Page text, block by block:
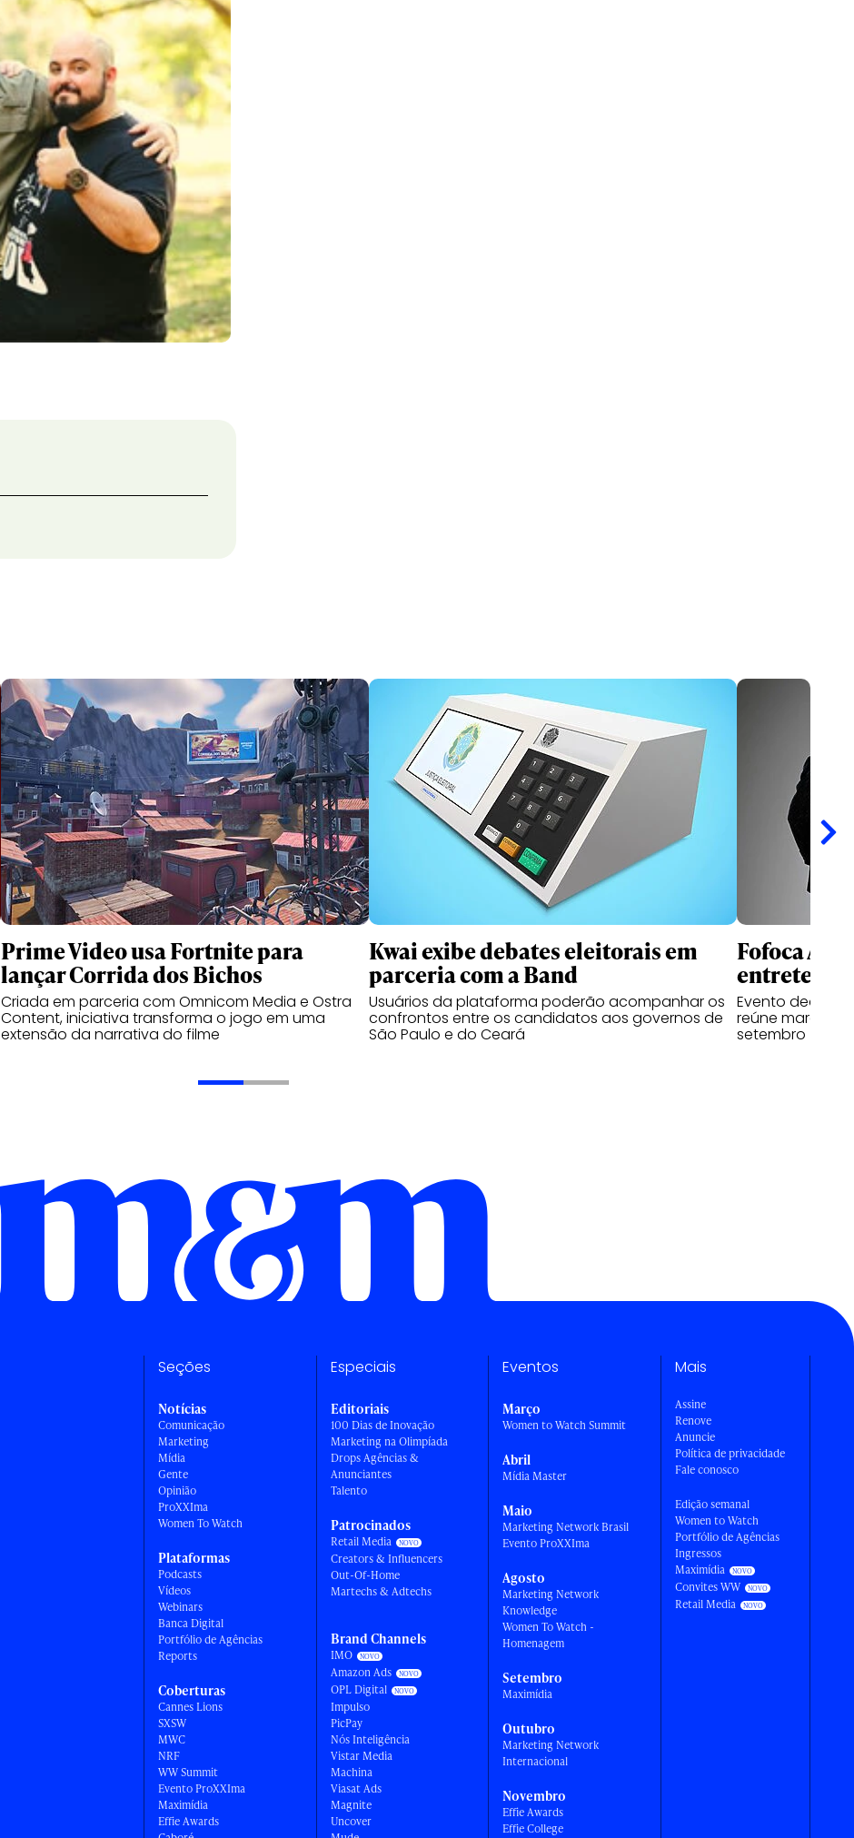
Prime Video usa Fortnite para
lançar Corrida dos Bichos
Criada em parceria com Omnicom Media e Ostra
Content, iniciativa transforma o jogo em uma
extensão da narrativa do filme
Kwai exibe debates eleitorais em
parceria com a Band
Usuários da plataforma poderão acompanhar os
confrontos entre os candidatos aos governos de
São Paulo e do Ceará
Fofoca
Evento
reúne marcas,
setembro
Seções
Notícias
Comunicação
Marketing
Mídia
Gente
Opinião
ProXXIma
Women To Watch
Plataformas
Podcasts
Vídeos
Webinars
Banca Digital
Portfólio de Agências
Reports
Coberturas
Cannes Lions
SXSW
MWC
NRF
WW Summit
Evento ProXXIma
Maximídia
Effie Awards
Especiais
Editoriais
100 Dias de Inovação
Marketing na Olimpíada
Drops Agências &
Anunciantes
Talento
Patrocinados
Retail Media
Creators & Influencers
Out-Of-Home
Martechs & Adtechs
Brand Channels
IMO
Amazon Ads
OPL Digital
Impulso
PicPay
Nós Inteligência
Vistar Media
Machina
Viasat Ads
Magnite
Uncover
Eventos
Março
Women to Watch Summit
Abril
Mídia Master
Maio
Marketing Network Brasil
Evento ProXXIma
Agosto
Marketing Network
Knowledge
Women To Watch -
Homenagem
Setembro
Maximídia
Outubro
Marketing Network
Internacional
Novembro
Effie Awards
Effie College
Mais
Assine
Renove
Anuncie
Política de privacidade
Fale conosco
Edição semanal
Women to Watch
Portfólio de Agências
Ingressos
Maximídia
Convites WW
Retail Media